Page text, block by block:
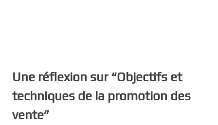
Une réflexion sur “Objectifs et
techniques de la promotion des
vente”